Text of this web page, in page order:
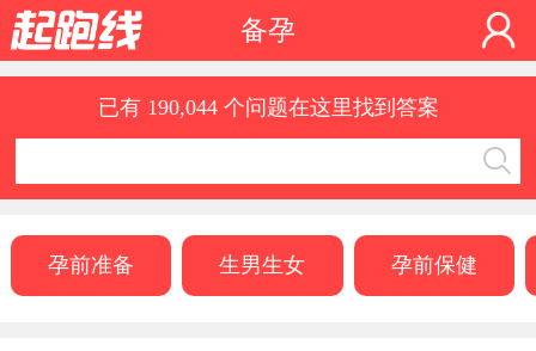
备孕
已有 190,044 个问题在这里找到答案
孕前准备 生男生女 孕前保健